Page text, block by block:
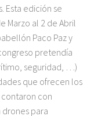
Esta edición se
Marzo al 2 de Abril
Paco Paz y
pretendía
seguridad, …)
que ofrecen los
contaron con
para